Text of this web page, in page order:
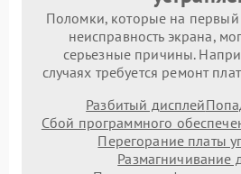
Поломки, которые на
неисправность экрана,
серьезные причины.
случаях требуется ремонт
Разбитый дисплей
Сбой программного
Перегорание платы
Размагничивание